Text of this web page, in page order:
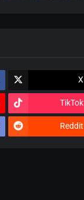
X
TikTok
Reddit